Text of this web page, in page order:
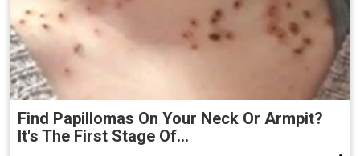
Find Papillomas On Your Neck Or Armpit?
It's The First Stage Of...